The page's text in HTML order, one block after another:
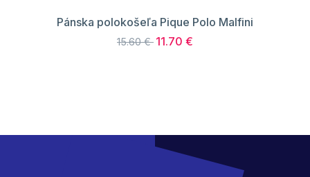
Pánska polokošeľa Pique Polo Malfini
15.60 € 11.70 €